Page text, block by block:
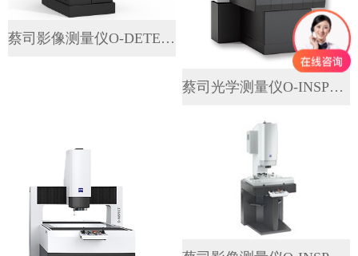
蔡司影像测量仪O-DETECT
蔡司光学测量仪O-INSPECT...